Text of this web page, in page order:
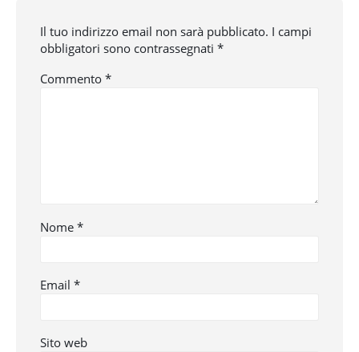
Il tuo indirizzo email non sarà pubblicato. I campi
obbligatori sono contrassegnati *
Commento *
Nome *
Email *
Sito web